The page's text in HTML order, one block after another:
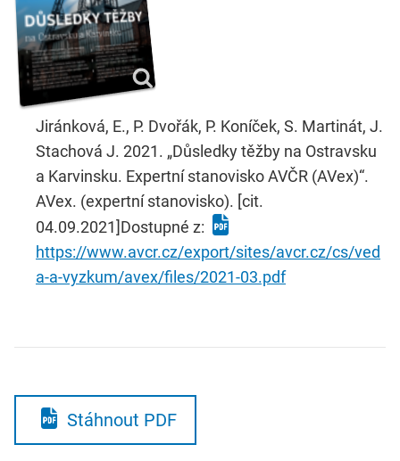
Jiránková, E., P. Dvořák, P. Koníček, S. Martinát, J.
Stachová J. 2021. „Důsledky těžby na Ostravsku
a Karvinsku. Expertní stanovisko AVČR (AVex)“.
AVex. (expertní stanovisko). [cit.
04.09.2021]Dostupné z:
https://www.avcr.cz/export/sites/avcr.cz/cs/ved
a-a-vyzkum/avex/files/2021-03.pdf
Stáhnout PDF